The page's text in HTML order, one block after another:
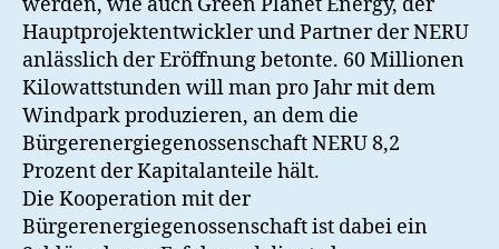
werden, wie auch Green Planet Energy, der
Hauptprojektentwickler und Partner der NERU
anlässlich der Eröffnung betonte. 60 Millionen
Kilowattstunden will man pro Jahr mit dem
Windpark produzieren, an dem die
Bürgerenergiegenossenschaft NERU 8,2
Prozent der Kapitalanteile hält.
Die Kooperation mit der
Bürgerenergiegenossenschaft ist dabei ein